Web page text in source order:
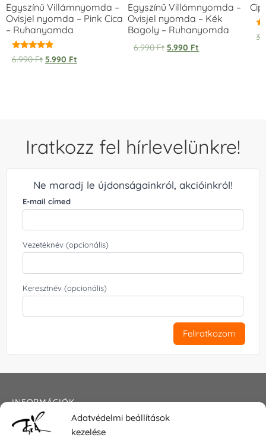
Adatvédelmi beállítások
kezelése
Egyszínű Villámnyomda –
Ovisjel nyomda – Pink Cica
– Ruhanyomda
Értékelés:
5.00
6.990Ft 5.990 Ft
Egyszínű Villámnyomda –
Ovisjel nyomda – Kék
Bagoly – Ruhanyomda
6.990Ft 5.990 Ft
Iratkozz fel hírlevelünkre!
Ne maradj le újdonságainkról, akcióinkról!
E-mail címed
Vezetéknév (opcionális)
Keresztnév (opcionális)
Feliratkozom
INFORMÁCIÓK
Általános szerződési feltételek